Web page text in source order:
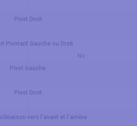
Pivot Droit
Pivotant Gauche ou Droit
No
Pivot Gauche
Pivot Droit
vers l'avant et l'arrière